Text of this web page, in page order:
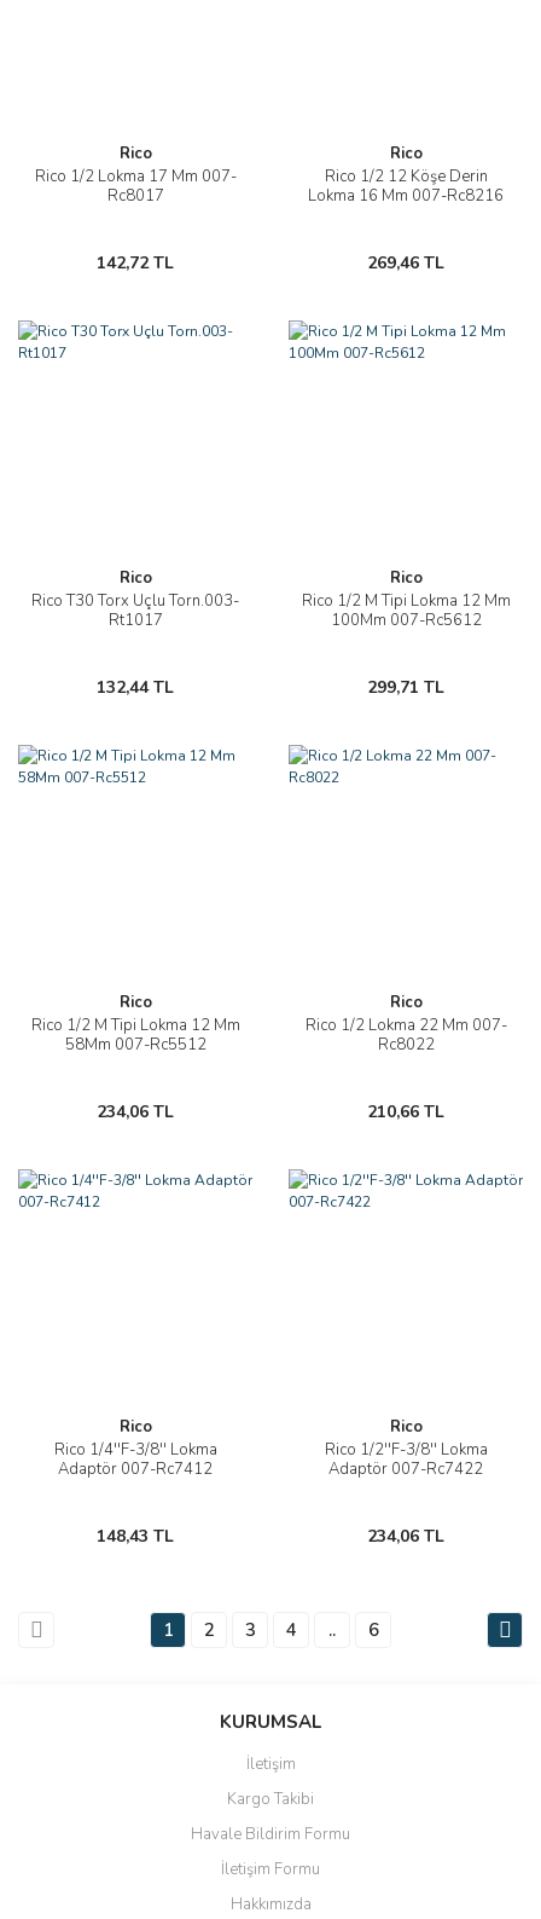
Rico
Rico 1/2 Lokma 17 Mm 007-
Rc8017
142,72 TL
Rico
Rico 1/2 12 Köşe Derin
Lokma 16 Mm 007-Rc8216
269,46 TL
Rico
Rico T30 Torx Uçlu Torn.003-
Rt1017
132,44 TL
Rico
Rico 1/2 M Tipi Lokma 12 Mm
100Mm 007-Rc5612
299,71 TL
Rico
Rico 1/2 M Tipi Lokma 12 Mm
58Mm 007-Rc5512
234,06 TL
Rico
Rico 1/2 Lokma 22 Mm 007-
Rc8022
210,66 TL
Rico
Rico 1/4''F-3/8'' Lokma
Adaptör 007-Rc7412
148,43 TL
Rico
Rico 1/2''F-3/8'' Lokma
Adaptör 007-Rc7422
234,06 TL
1 2 3 4 .. 6
KURUMSAL
İletişim
Kargo Takibi
Havale Bildirim Formu
İletişim Formu
Hakkımızda